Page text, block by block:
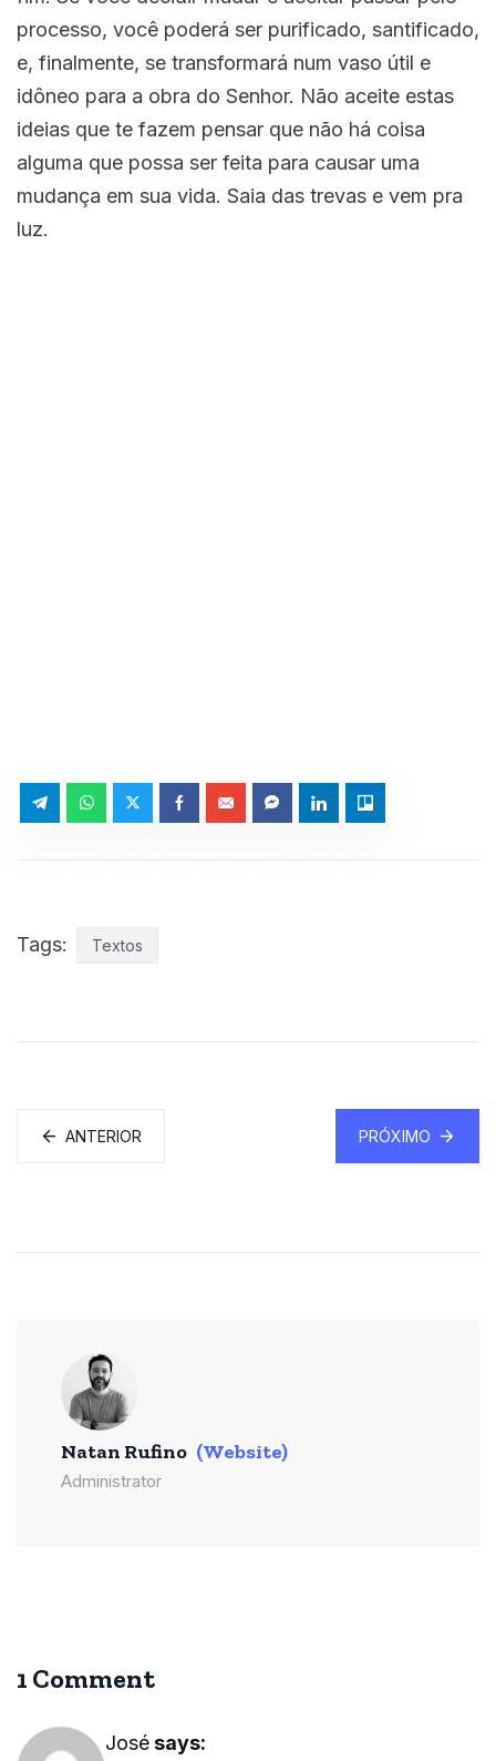
processo, você poderá ser purificado, santificado,
e, finalmente, se transformará num vaso útil e
idôneo para a obra do Senhor. Não aceite estas
ideias que te fazem pensar que não há coisa
alguma que possa ser feita para causar uma
mudança em sua vida. Saia das trevas e vem pra
luz.
Tags: Textos
ANTERIOR PRÓXIMO
Natan Rufino (Website)
Administrator
1 Comment
Josésays: